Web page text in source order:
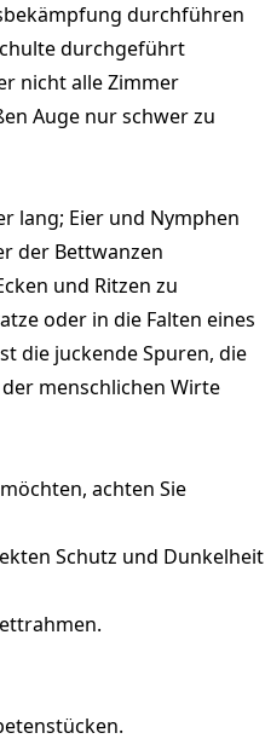
durchführen
durchgeführt
nicht alle Zimmer
Auge nur schwer zu
lang; Eier und Nymphen
der Bettwanzen
und Ritzen zu
oder in die Falten eines
die juckende Spuren, die
menschlichen Wirte
achten Sie
Schutz und Dunkelheit